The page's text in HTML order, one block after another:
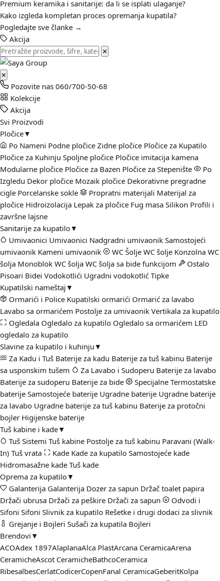
Premium keramika i sanitarije: da li se isplati ulaganje?
Kako izgleda kompletan proces opremanja kupatila?
Pogledajte sve članke →
Akcija
✕
✕
Pozovite nas 060/700-50-68
Kolekcije
Akcija
Svi Proizvodi
Pločice▼
Po Nameni Podne pločice Zidne pločice Pločice za Kupatilo
Pločice za Kuhinju Spoljne pločice Pločice imitacija kamena
Modularne pločice Pločice za Bazen Pločice za Stepenište
Po
Izgledu Dekor pločice Mozaik pločice Dekorativne pregradne
cigle Porcelanske sokle Propratni materijali Materijal za
pločice Hidroizolacija Lepak za pločice Fug masa Silikon Profili i
završne lajsne
Sanitarije za kupatilo▼
Umivaonici Umivaonici Nadgradni umivaonik Samostojeći
umivaonik Kameni umivaonik WC Šolje WC šolje Konzolna WC
šolja Monoblok WC šolja WC šolja sa bide funkcijom
Ostalo
Pisoari Bidei Vodokotlići Ugradni vodokotlić Tipke
Kupatilski nameštaj ▼
Ormarići i Police Kupatilski ormarići Ormarić za lavabo
Lavabo sa ormarićem Postolje za umivaonik Vertikala za kupatilo
Ogledala Ogledalo za kupatilo Ogledalo sa ormarićem LED
ogledalo za kupatilo
Slavine za kupatilo i kuhinju ▼
Za Kadu i Tuš Baterije za kadu Baterije za tuš kabinu Baterije
sa usponskim tušem
Za Lavabo i Sudoperu Baterije za lavabo
Baterije za sudoperu Baterije za bide Specijalne Termostatske
baterije Samostojeće baterije Ugradne baterije Ugradne baterije
za lavabo Ugradne baterije za tuš kabinu Baterije za protočni
bojler Higijenske baterije
Tuš kabine i kade▼
Tuš Sistemi Tuš kabine Postolje za tuš kabinu Paravani (Walk-
In) Tuš vrata Kade Kade za kupatilo Samostojeće kade
Hidromasažne kade Tuš kade
Oprema za kupatilo▼
Galanterija Galanterija Dozer za sapun Držač toalet papira
Držači ubrusa Držači za peškire Držači za sapun
Odvodi i
Sifoni Sifoni Slivnik za kupatilo Rešetke i drugi dodaci za slivnik
Grejanje i Bojleri Sušači za kupatila Bojleri
Brendovi ▼
ACOAdex 1897AlaplanaAlca PlastArcana CeramicaArena
CeramicheAscot CeramicheBathcoCeramica
RibesalbesCerlatCodicerCopenFanal CeramicaGeberitKolpa